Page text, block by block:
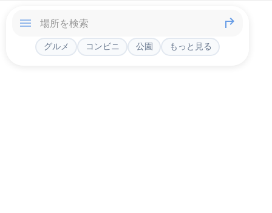
グルメ コンビニ 公園 もっと見る